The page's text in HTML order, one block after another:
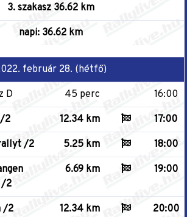
3. szakasz 36.62 km
napi: 36.62 km
február 28. (hétfő)
D 45 perc 16:00
2 12.34 km 17:00
/2 5.25 km 18:00
/2
6.69 km 19:00
/2 12.34 km 20:00